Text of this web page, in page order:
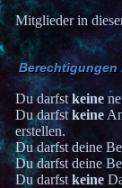
Mitglieder in
Berechtigungen
Du darfstkeine
Du darfstkeine
erstellen.
Du darfst deine
Du darfst deine
Du darfst keine